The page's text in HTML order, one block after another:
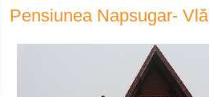
Pensiunea Napsugar-